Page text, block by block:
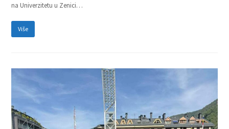
na Univerzitetu u Zenici…
Više